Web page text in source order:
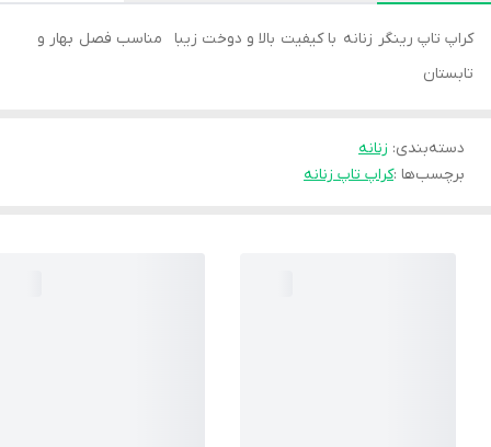
کراپ تاپ رینگر زنانه با کیفیت بالا و دوخت زیبا مناسب فصل بهار و
تابستان
دسته‌بندی: زنانه
برچسب‌ها :کراپ تاپ زنانه